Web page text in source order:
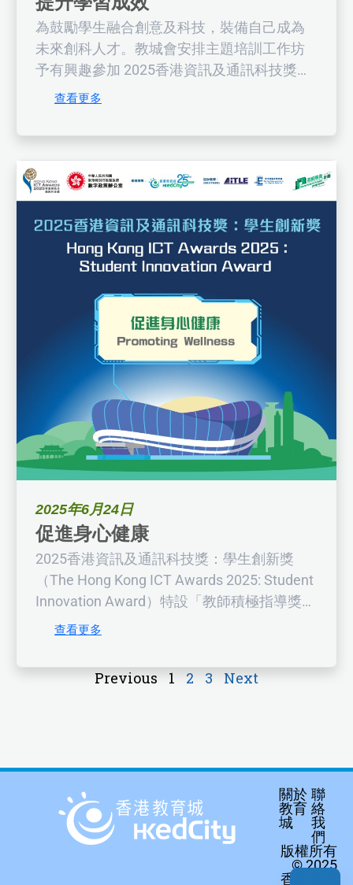
為鼓勵學生融合創意及科技，裝備自己成為
未來創科人才。教城會安排主題培訓工作坊
予有興趣參加 2025香港資訊及通訊科技獎：
學生創新獎（The Hong Kong ICT Awards
學生出席，為參賽作好準備。
查看更多
2025年6月24日
促進身心健康
2025香港資訊及通訊科技獎：學生創新獎
（The Hong Kong ICT Awards 2025: Student
Innovation Award）特設「教師積極指導獎」
及「學校積極參與獎」等，以表揚老師和學
今年學生創新獎其中一個主題，鼓勵青年以
創新方案破解身心健康難題。
查看更多
Previous 1 2 3 Next
關於
教育
城
聯
絡
我
們
版權所有
© 2025
香港教育